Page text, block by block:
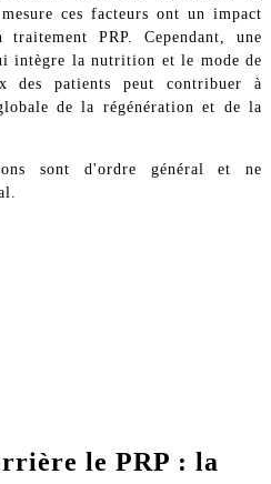
ces facteurs ont un impact
PRP. Cependant, une
intègre la nutrition et le mode de
des patients peut contribuer à
de la régénération et de la
sont d'ordre général et ne
le PRP : la